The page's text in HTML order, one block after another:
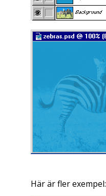
Här är fler exempel: